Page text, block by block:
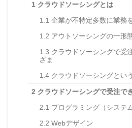
1 クラウドソーシングとは
1.1 企業が不特定多数に業務
1.2 アウトソーシングの一形
1.3 クラウドソーシングで受
ざま
1.4 クラウドソーシングとい
2 クラウドソーシングで受注で
2.1 プログラミング（システ
2.2 Webデザイン